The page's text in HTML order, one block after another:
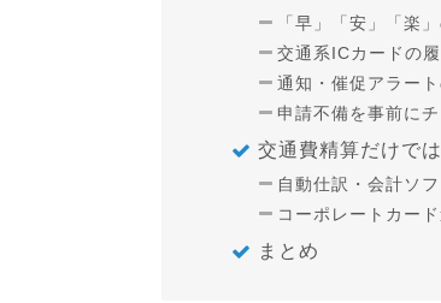
「早」「安」「楽
交通系ICカードの
通知・催促アラー
申請不備を事前に
交通費精算だけで
自動仕訳・会計ソ
コーポレートカー
まとめ